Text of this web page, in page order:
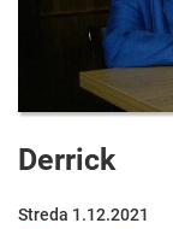
Derrick
Streda 1.12.2021